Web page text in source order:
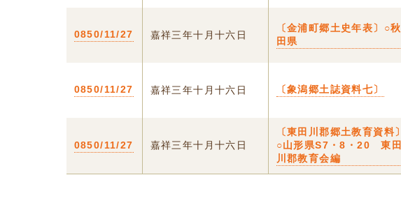
0850/11/27 嘉祥三年十月十六日
〔金浦町郷土史年表〕○秋
田県
0850/11/27 嘉祥三年十月十六日 〔象潟郷土誌資料七〕
0850/11/27 嘉祥三年十月十六日
〔東田川郡郷土教育資料〕
○山形県S7・8・20 東田
川郡教育会編